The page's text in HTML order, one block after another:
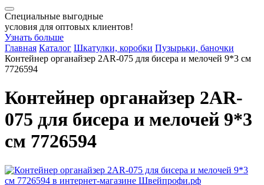
Специальные выгодные
условия для оптовых клиентов!
Узнать больше
Главная Каталог Шкатулки, коробки Пузырьки, баночки
Контейнер органайзер 2AR-075 для бисера и мелочей 9*3 см
7726594
Контейнер органайзер 2AR-
075 для бисера и мелочей 9*3
см 7726594